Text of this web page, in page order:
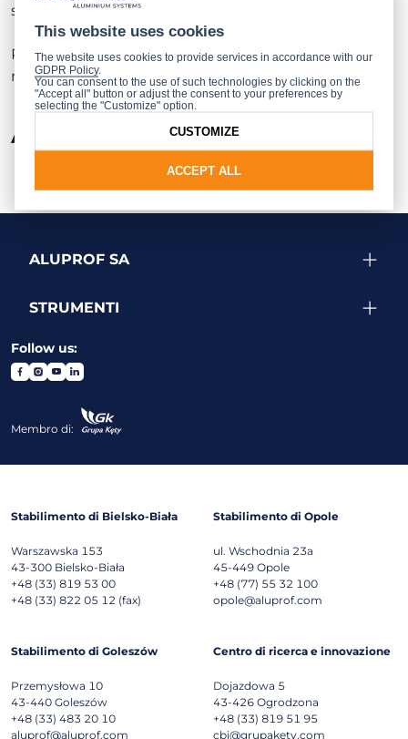
serramenti dell’offerta Aluprof.
Per maggiori informazioni e ordini,contattateil
nostro ufficio commerciale.
Altre notizie
ALUPROF SA
STRUMENTI
Follow us:
Membro di:
Stabilimento di Bielsko-Biała
Warszawska 153
43-300 Bielsko-Biała
+48 (33) 819 53 00
+48 (33) 822 05 12 (fax)
Stabilimento di Opole
ul. Wschodnia 23a
45-449 Opole
+48 (77) 55 32 100
opole@aluprof.com
Stabilimento di Goleszów
Przemysłowa 10
43-440 Goleszów
+48 (33) 483 20 10
aluprof@aluprof.com
Centro di ricerca e innovazione
Dojazdowa 5
43-426 Ogrodzona
+48 (33) 819 51 95
cbi@grupakety.com
This website uses cookies
The website uses cookies to provide services in accordance with our
GDPR Policy.
You can consent to the use of such technologies by clicking on the
"Accept all" button or adjust the consent to your preferences by
selecting the "Customize" option.
ACCEPT ALL
CUSTOMIZE